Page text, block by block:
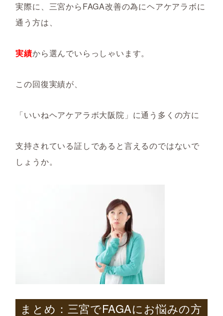
実際に、三宮からFAGA改善の為にヘアケアラボに
通う方は、
実績から選んでいらっしゃいます。
この回復実績が、
「いいねヘアケアラボ大阪院」に通う多くの方に
支持されている証しであると言えるのではないで
しょうか。
まとめ： 三宮でFAGAにお悩みの方